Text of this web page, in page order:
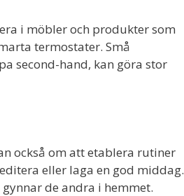
i möbler och produkter som
termostater. Små
second-hand, kan göra stor
också om att etablera rutiner
eller laga en god middag.
de andra i hemmet.